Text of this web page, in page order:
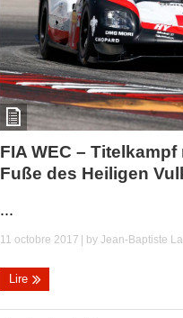
FIA WEC –
Fuße des Heiligen
...
11 octobre 2017 | by Jean-Baptiste
Lire